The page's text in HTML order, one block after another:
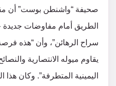
صحيفة “واشنطن بوست” أن
الطريق أمام مفاوضات جديدة
سراح الرهائن”، وأن “هذه
يقاوم ميوله الانتصارية
اليمينية المتطرفة”. وكان